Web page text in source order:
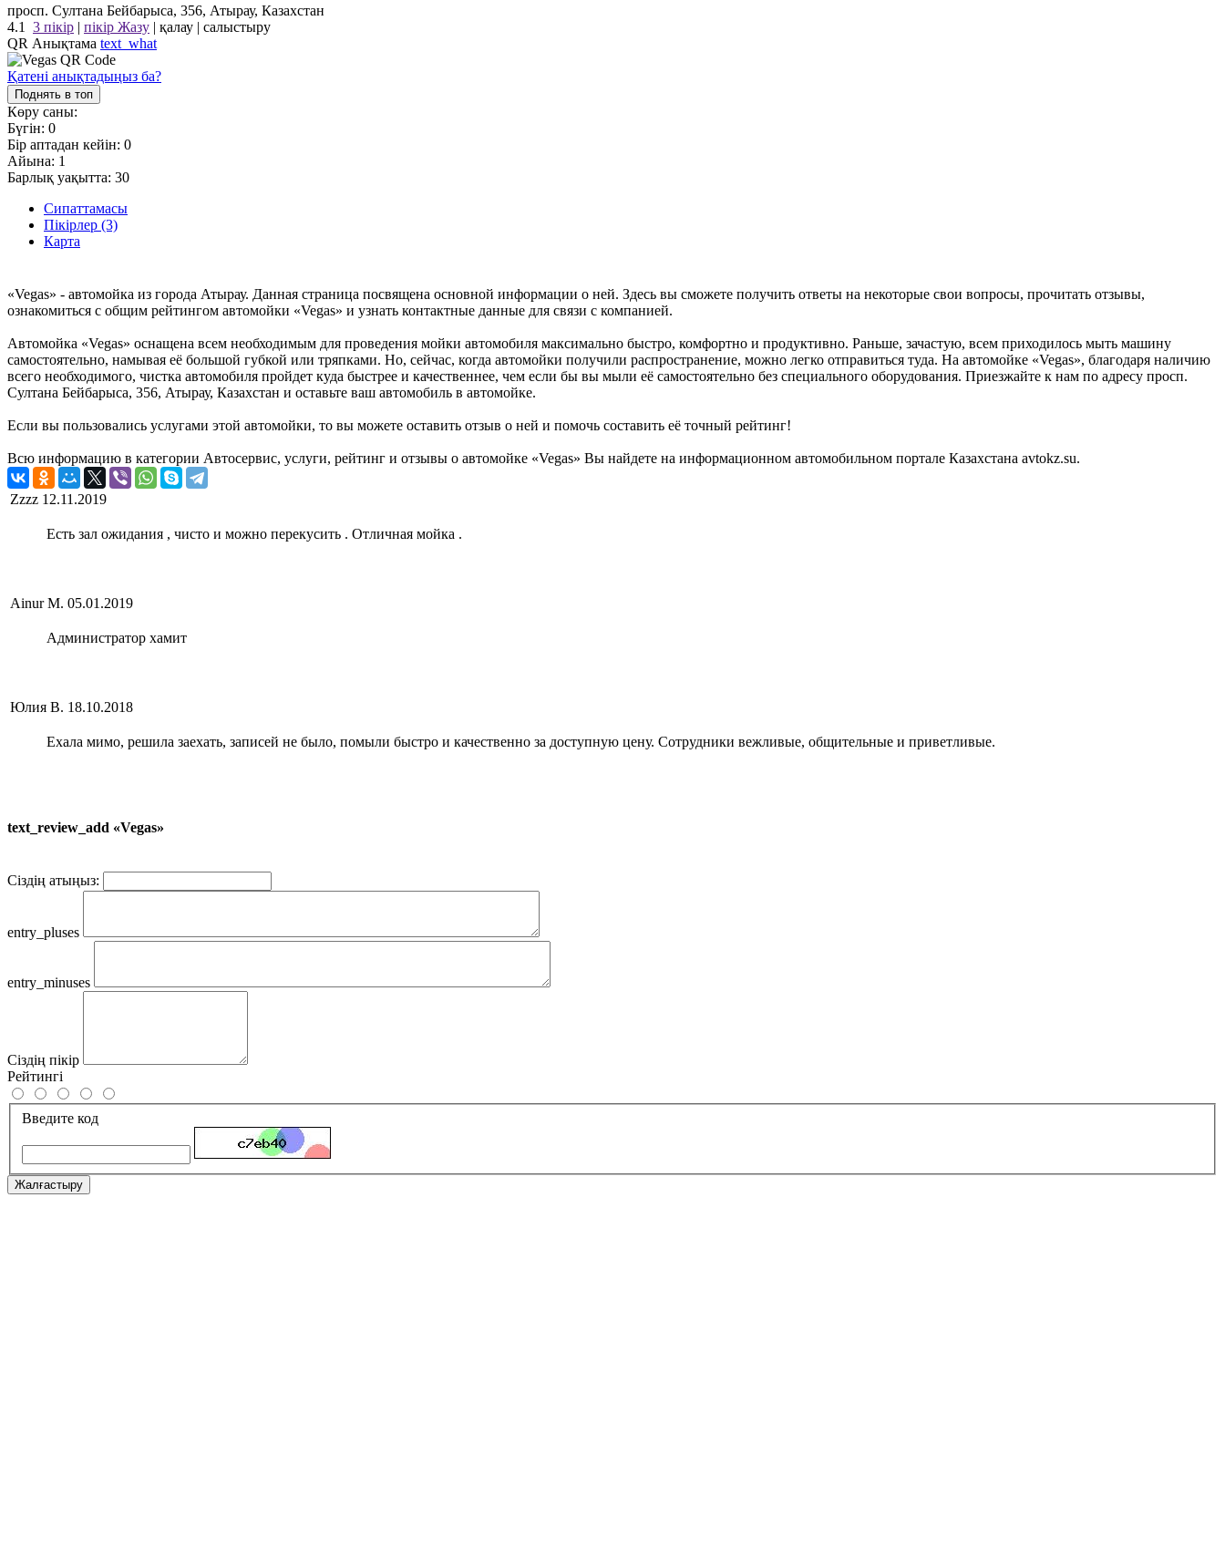
просп. Султана Бейбарыса, 356, Атырау, Казахстан
4.1
3 пікір | пікір Жазу | қалау | салыстыру
QR Анықтама text_what
Қатені анықтадыңыз ба?
Поднять в топ
Көру саны:
Бүгін: 0
Бір аптадан кейін: 0
Айына: 1
Барлық уақытта: 30
Сипаттамасы
Пікірлер (3)
Карта
«Vegas» - автомойка из города Атырау. Данная страница посвящена основной информации о ней. Здесь вы сможете получить ответы на некоторые свои вопросы, прочитать отзывы,
ознакомиться с общим рейтингом автомойки «Vegas» и узнать контактные данные для связи с компанией.
Автомойка «Vegas» оснащена всем необходимым для проведения мойки автомобиля максимально быстро, комфортно и продуктивно. Раньше, зачастую, всем приходилось мыть машину
самостоятельно, намывая её большой губкой или тряпками. Но, сейчас, когда автомойки получили распространение, можно легко отправиться туда. На автомойке «Vegas», благодаря наличию
всего необходимого, чистка автомобиля пройдет куда быстрее и качественнее, чем если бы вы мыли её самостоятельно без специального оборудования. Приезжайте к нам по адресу просп.
Султана Бейбарыса, 356, Атырау, Казахстан и оставьте ваш автомобиль в автомойке.
Если вы пользовались услугами этой автомойки, то вы можете оставить отзыв о ней и помочь составить её точный рейтинг!
Всю информацию в категории Автосервис, услуги, рейтинг и отзывы о автомойке «Vegas» Вы найдете на информационном автомобильном портале Казахстана avtokz.su.
Zzzz 12.11.2019
Есть зал ожидания , чисто и можно перекусить . Отличная мойка .
Ainur M. 05.01.2019
Администратор хамит
Юлия В. 18.10.2018
Ехала мимо, решила заехать, записей не было, помыли быстро и качественно за доступную цену. Сотрудники вежливые, общительные и приветливые.
text_review_add «Vegas»
Сіздің атыңыз:
entry_pluses
entry_minuses
Сіздің пікір
Рейтингі
Введите код
Жалғастыру